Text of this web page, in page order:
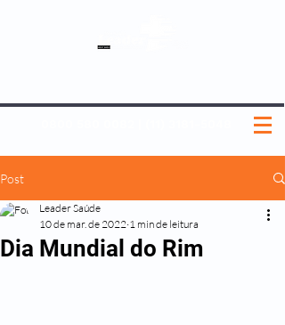
Post
Dia Mundial do Rim
Leader Saúde
10 de mar. de 2022 1 min de leitura